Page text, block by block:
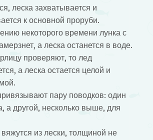
леска захватывается и
к основной проруби.
некоторого времени лунка с
а леска останется в воде.
проверяют, то лед
а леска остается целой и
пару поводков: один
а другой, несколько выше, для
из лески, толщиной не